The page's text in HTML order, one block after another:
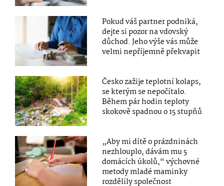
Pokud váš partner podniká,
dejte si pozor na vdovský
důchod. Jeho výše vás může
velmi nepříjemně překvapit
Česko zažije teplotní kolaps,
se kterým se nepočítalo.
Během pár hodin teploty
skokově spadnou o 15 stupňů
„Aby mi dítě o prázdninách
nezhlouplo, dávám mu 5
domácích úkolů,“ výchovné
metody mladé maminky
rozdělily společnost